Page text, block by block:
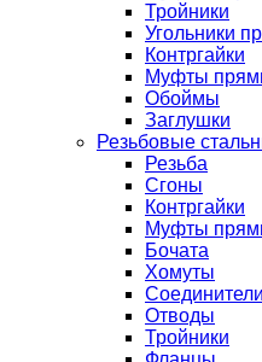
Тройники
Угольники
Контргайки
Муфты
Обоймы
Заглушки
Резьбовые
Резьба
Сгоны
Контргайки
Муфты
Бочата
Хомуты
Соединители
Отводы
Тройники